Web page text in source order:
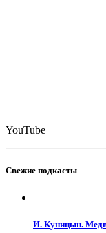
YouTube
Свежие подкасты
И. Куницын.